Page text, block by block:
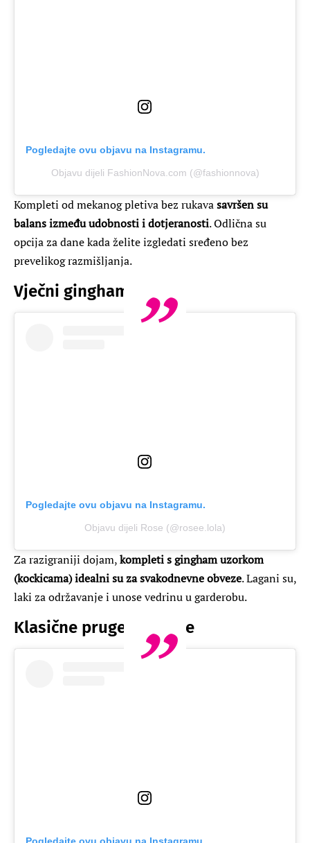
Pogledajte ovu objavu na Instagramu.
Objavu dijeli FashionNova.com (@fashionnova)
Kompleti od mekanog pletiva bez rukavasavršen su
balans između udobnosti i dotjeranosti. Odlična su
opcija za dane kada želite izgledati sređeno bez
prevelikog razmišljanja.
Vječni gingham uzorak
Pogledajte ovu objavu na Instagramu.
Objavu dijeli Rose (@rosee.lola)
Za razigraniji dojam,kompleti s gingham uzorkom
(kockicama) idealni su za svakodnevne obveze. Lagani su,
laki za održavanje i unose vedrinu u garderobu.
Klasične pruge i košulje